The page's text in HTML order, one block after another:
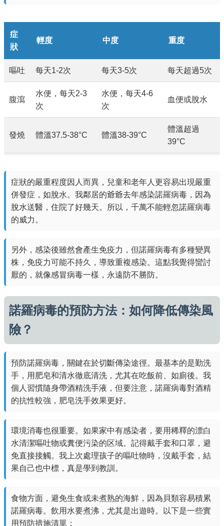
症
狀
輕度 中度 重度
嘔吐 每天1-2次 每天3-5次 每天超過5次
腹瀉
水便，每天2-3
次
水便，每天4-6
次
血便或脫水
發燒 體溫37.5-38°C 體溫38-39°C
體溫超過
39°C
症狀的嚴重程度因人而異，兒童和老年人更容易出現嚴重
併發症，如脫水。我鄰居的爺爺去年感染諾羅病毒，因為
脫水送醫，住院了好幾天。所以，千萬不能輕忽諾羅病毒
的威力。
另外，感染後雖然會產生免疫力，但諾羅病毒有多種變異
株，免疫力可能不持久，導致重複感染。這點我覺得蠻討
厭的，就像感冒病毒一樣，永遠防不勝防。
諾羅病毒的預防方法：如何降低傳染風
險？
預防諾羅病毒，關鍵在於切斷傳染途徑。最基本的是勤洗
手，用肥皂和清水徹底清洗，尤其在吃飯前、如廁後。我
個人習慣隨身帶酒精洗手液，但要注意，諾羅病毒對酒精
的抗性較強，肥皂洗手效果更好。
環境消毒也很重要。如果家中有感染者，要用稀釋的漂白
水清潔嘔吐物或糞便污染的区域。記得戴手套和口罩，避
免直接接觸。我上次處理孩子的嘔吐物時，沒戴手套，結
果自己也中標，真是學到教訓。
食物方面，避免生食或未煮熟的海鮮，因為貝類容易積累
諾羅病毒。飲用水要煮沸，尤其是出遊時。以下是一些實
用預防措施清單：